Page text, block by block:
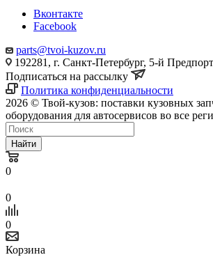
Вконтакте
Facebook
parts@tvoi-kuzov.ru
192281, г. Санкт-Петербург, 5-й
Подписаться на рассылку
Политика конфиденциальности
2026 © Твой-кузов: поставки кузовных
оборудования для автосервисов во все
Найти
0
0
0
Корзина